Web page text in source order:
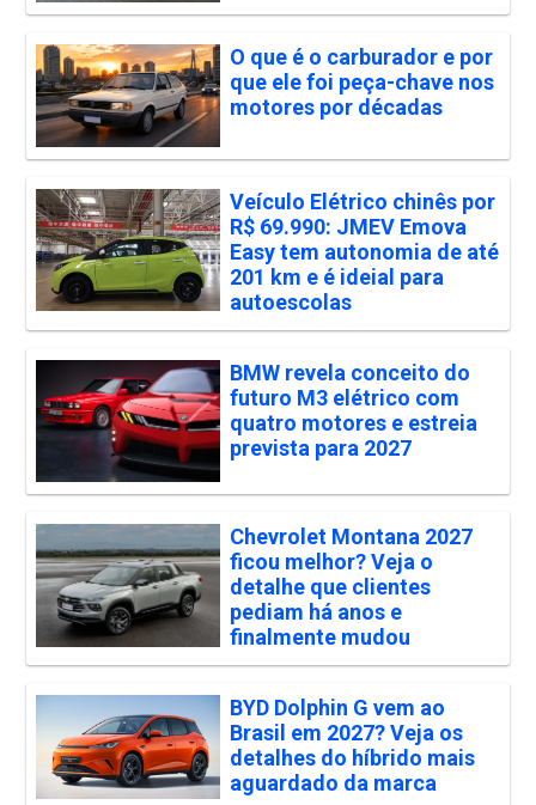
O que é o carburador e por
que ele foi peça-chave nos
motores por décadas
Veículo Elétrico chinês por
R$ 69.990: JMEV Emova
Easy tem autonomia de até
201 km e é ideial para
autoescolas
BMW revela conceito do
futuro M3 elétrico com
quatro motores e estreia
prevista para 2027
Chevrolet Montana 2027
ficou melhor? Veja o
detalhe que clientes
pediam há anos e
finalmente mudou
BYD Dolphin G vem ao
Brasil em 2027? Veja os
detalhes do híbrido mais
aguardado da marca